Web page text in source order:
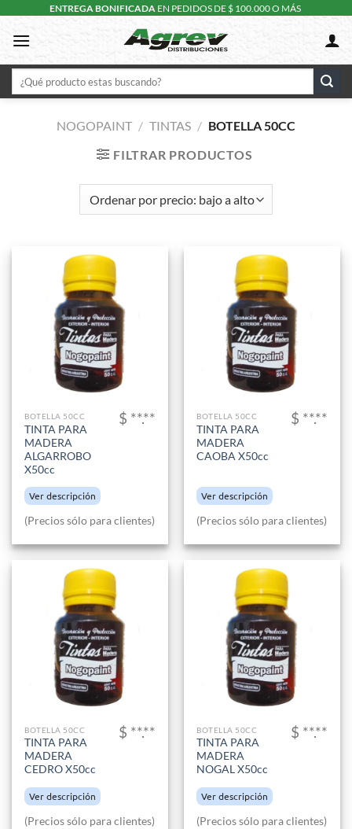
content
ENTREGA BONIFICADA EN PEDIDOS DE $ 100.000 O MÁS
Buscar
por:
NOGOPAINT / TINTAS / BOTELLA 50CC
FILTRAR PRODUCTOS
BOTELLA 50CC
TINTA PARA
MADERA
ALGARROBO
X50cc
Ver descripción
$ **.**
(Precios sólo para clientes)
BOTELLA 50CC
TINTA PARA
MADERA
CAOBA X50cc
Ver descripción
$ **.**
(Precios sólo para clientes)
BOTELLA 50CC
TINTA PARA
MADERA
CEDRO X50cc
Ver descripción
$ **.**
(Precios sólo para clientes)
BOTELLA 50CC
TINTA PARA
MADERA
NOGAL X50cc
Ver descripción
$ **.**
(Precios sólo para clientes)